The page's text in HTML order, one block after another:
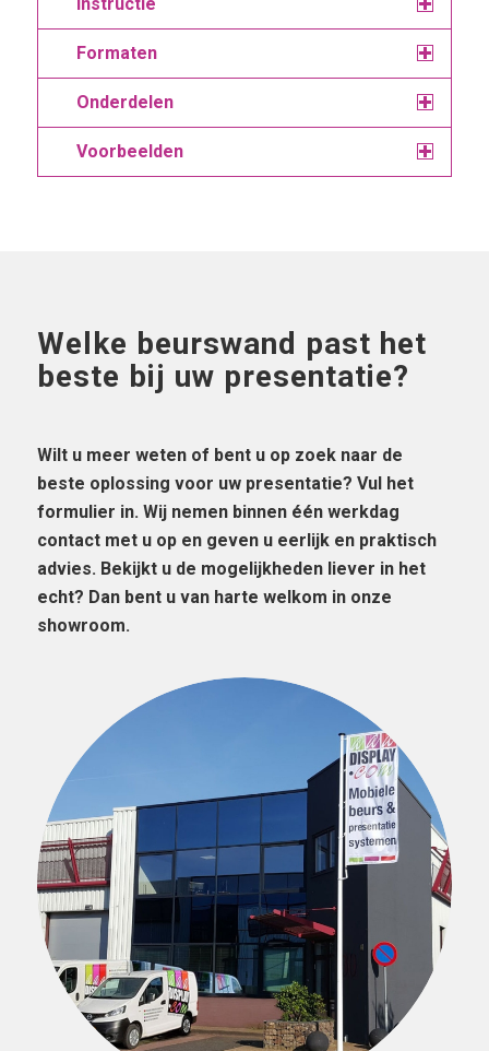
Instructie
Formaten
Onderdelen
Voorbeelden
Welke beurswand past het
beste bij uw presentatie?
Wilt u meer weten of bent u op zoek naar de
beste oplossing voor uw presentatie? Vul het
formulier in. Wij nemen binnen één werkdag
contact met u op en geven u eerlijk en praktisch
advies. Bekijkt u de mogelijkheden liever in het
echt? Dan bent u van harte welkom in onze
showroom.